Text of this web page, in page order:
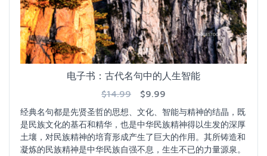
电子书：古代名句中的人生智能
$14.99
$9.99
经典名句都是先贤圣哲的思想、文化、智能与精神的结晶，既
是民族文化的基石和精华，也是中华民族精神得以生发的深厚
土壤，对民族精神的培育形成产生了巨大的作用。其所铸造和
凝炼的民族精神是中华民族自强不息，生生不已的力量源泉。